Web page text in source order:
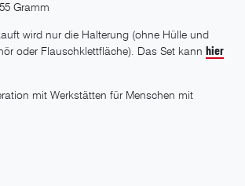
Gramm
wird nur die Halterung (ohne Hülle und
oder Flauschklettfläche). Das Set kann hier
mit Werkstätten für Menschen mit